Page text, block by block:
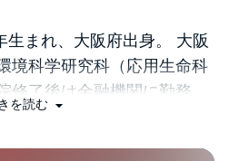
まれ、大阪府出身。 大阪
境科学研究科（応用生命科
了後は金融機関に勤務。
認定アナリスト。 日本最
を読む